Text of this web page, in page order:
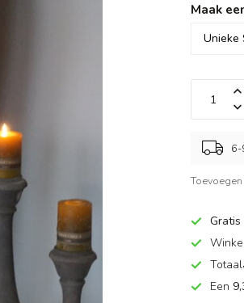
Maak
6-
Gratis
Een